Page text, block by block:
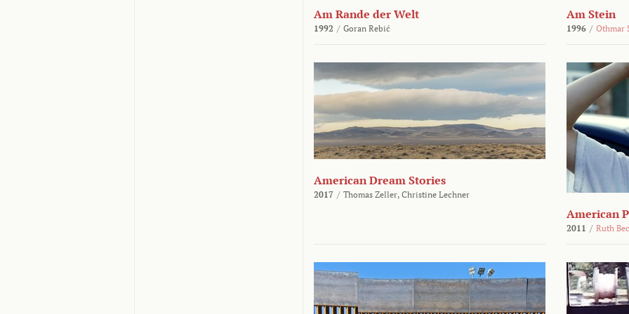
Am Rande der Welt
1992 / Goran Rebić
Am Stein
1996 / Othmar
American Dream Stories
2017 / Thomas Zeller, Christine Lechner
American
2011 / Ruth